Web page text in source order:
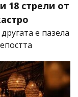
18 стрели от
е пазела